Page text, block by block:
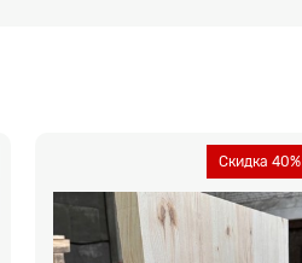
Скидка 40%